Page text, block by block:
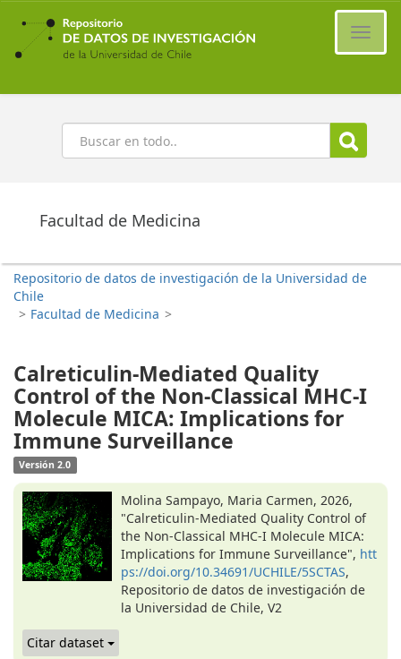
Ir
contenido
principal
Buscar
Facultad de Medicina
Repositorio de datos de investigación de la Universidad de
Chile
> Facultad de Medicina >
Calreticulin-Mediated Quality
Control of the Non-Classical MHC-I
Molecule MICA: Implications for
Immune Surveillance
Versión 2.0
Molina Sampayo, Maria Carmen, 2026,
"Calreticulin-Mediated Quality Control of
the Non-Classical MHC-I Molecule MICA:
Implications for Immune Surveillance", htt
ps://doi.org/10.34691/UCHILE/5SCTAS,
Repositorio de datos de investigación de
la Universidad de Chile, V2
Citar dataset